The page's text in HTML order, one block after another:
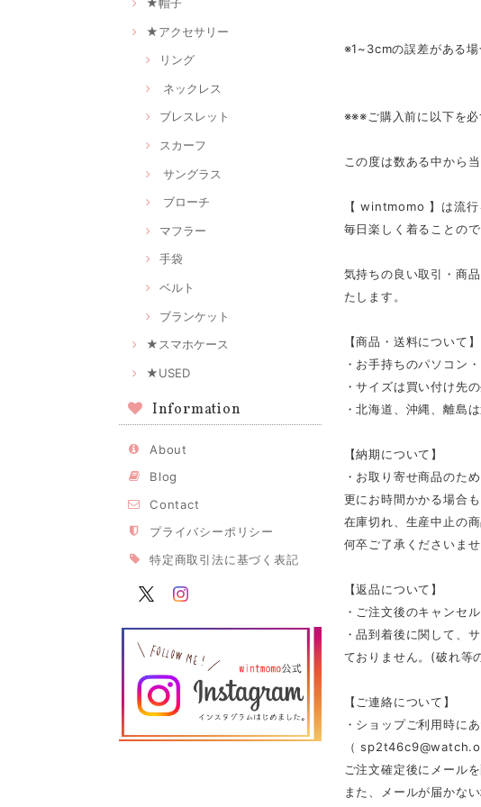
★アクセサリー
リング
ネックレス
ブレスレット
スカーフ
サングラス
ブローチ
マフラー
手袋
ベルト
ブランケット
★スマホケース
★USED
Information
About
Blog
Contact
プライバシーポリシー
特定商取引法に基づく表記
※1~3cmの誤差がある場
※※※ご購入前に以下を
この度は数ある中から
【 wintmomo 】は流
毎日楽しく着ることの
気持ちの良い取引・商
たします。
【商品・送料について】
・お手持ちのパソコン
・サイズは買い付け先
・北海道、沖縄、離島
【納期について】
・お取り寄せ商品のた
更にお時間かかる場合
在庫切れ、生産中止の
何卒ご了承くださいませ
【返品について】
・ご注文後のキャンセ
・品到着後に関して、
ておりません。(破れ等
【ご連絡について】
・ショップご利用時に
（
ご注文確定後にメール
また、メールが届かな